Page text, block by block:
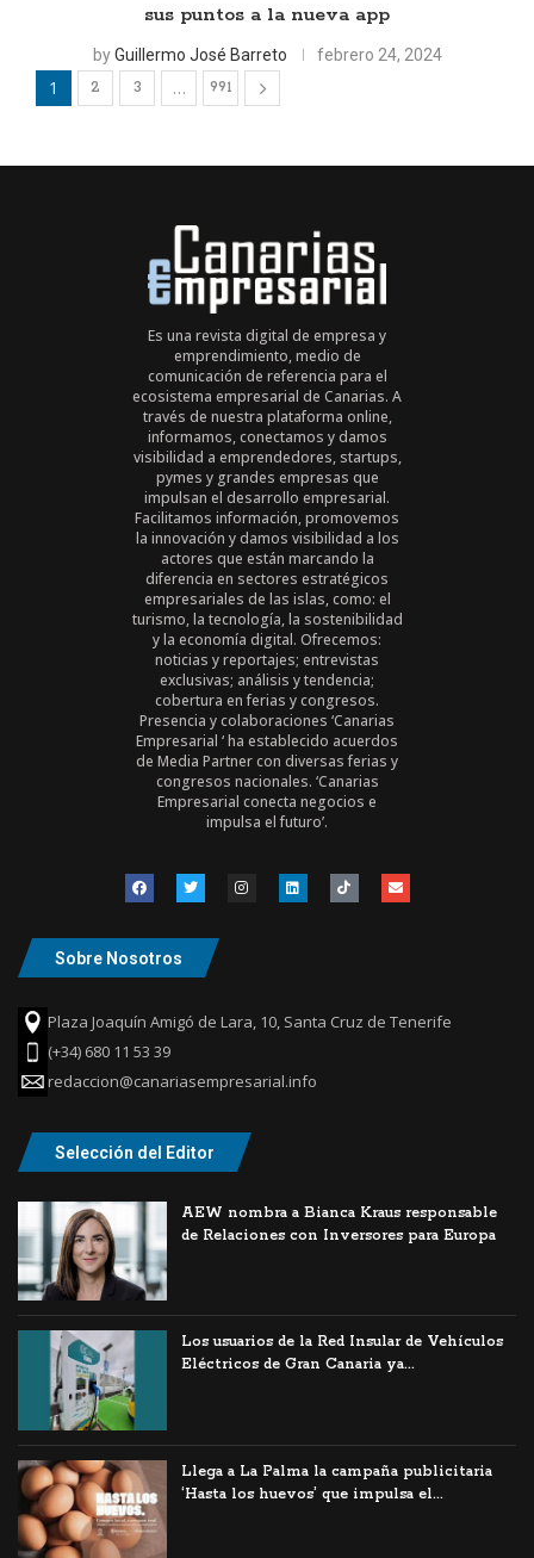
sus puntos a la nueva app
byGuillermo José Barreto febrero 24, 2024
1 2 3 … 991
Es una revista digital de empresa y
emprendimiento, medio de
comunicación de referencia para el
ecosistema empresarial de Canarias. A
través de nuestra plataforma online,
informamos, conectamos y damos
visibilidad a emprendedores, startups,
pymes y grandes empresas que
impulsan el desarrollo empresarial.
Facilitamos información, promovemos
la innovación y damos visibilidad a los
actores que están marcando la
diferencia en sectores estratégicos
empresariales de las islas, como: el
turismo, la tecnología, la sostenibilidad
y la economía digital. Ofrecemos:
noticias y reportajes; entrevistas
exclusivas; análisis y tendencia;
cobertura en ferias y congresos.
Presencia y colaboraciones ‘Canarias
Empresarial ‘ ha establecido acuerdos
de Media Partner con diversas ferias y
congresos nacionales. ‘Canarias
Empresarial conecta negocios e
impulsa el futuro’.
Sobre Nosotros
Plaza Joaquín Amigó de Lara, 10, Santa Cruz de Tenerife
(+34) 680 11 53 39
redaccion@canariasempresarial.info
Selección del Editor
AEW nombra a Bianca Kraus responsable
de Relaciones con Inversores para Europa
Los usuarios de la Red Insular de Vehículos
Eléctricos de Gran Canaria ya...
Llega a La Palma la campaña publicitaria
‘Hasta los huevos’ que impulsa el...